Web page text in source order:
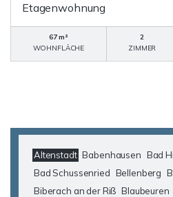
Etagenwohnung
67 m²
WOHNFLÄCHE
2
ZIMMER
Altenstadt Babenhausen Bad
Bad Schussenried Bellenberg
Biberach an der Riß Blaubeuren